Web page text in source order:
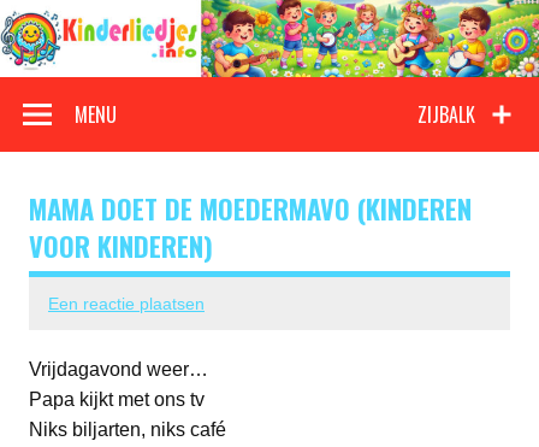
Doorgaan
naar
inhoud
Kinderliedjes
ZIJBALK
MENU
MAMA DOET DE MOEDERMAVO (KINDEREN
VOOR KINDEREN)
Een reactie plaatsen
Vrijdagavond weer…
Papa kijkt met ons tv
Niks biljarten, niks café